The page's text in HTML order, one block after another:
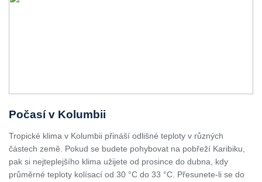
Počasí v Kolumbii
Tropické klima v Kolumbii přináší odlišné teploty v různých
částech země. Pokud se budete pohybovat na pobřeží Karibiku,
pak si nejteplejšího klima užijete od prosince do dubna, kdy
průměrné teploty kolísací od 30 °C do 33 °C. Přesunete-li se do